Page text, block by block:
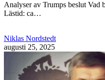
Analyser av Trumps beslut Vad
Lästid: ca…
Niklas Nordstedt
augusti 25, 2025